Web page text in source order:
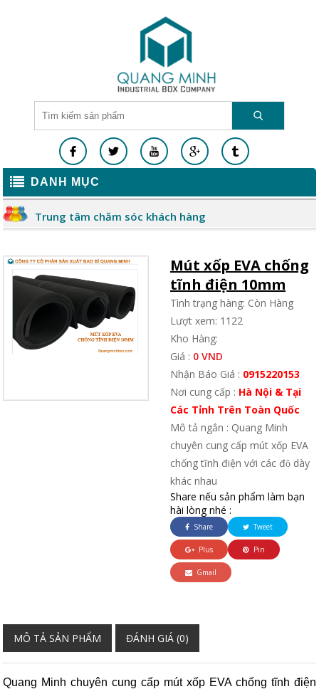
DANH MỤC
Trung tâm chăm sóc khách hàng
Mút xốp EVA chống
tĩnh điện 10mm
Tình trạng hàng: Còn Hàng
Lượt xem: 1122
Kho Hàng:
Giá : 0 VND
Nhận Báo Giá : 0915220153
Nơi cung cấp : Hà Nội & Tại
Các Tỉnh Trên Toàn Quốc
Mô tả ngắn : Quang Minh
chuyên cung cấp mút xốp EVA
chống tĩnh điện với các độ dày
khác nhau
Share nếu sản phẩm làm bạn
hài lòng nhé :
Share Tweet
Plus Pin
Gmail
MÔ TẢ SẢN PHẨM ĐÁNH GIÁ (0)
Quang Minh chuyên cung cấp mút xốp EVA chống tĩnh điện